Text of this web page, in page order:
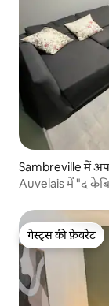
Sambreville में
Auvelais में "द
गेस्ट्स की फ़ेवरेट
गेस्ट्स की फ़ेवरेट